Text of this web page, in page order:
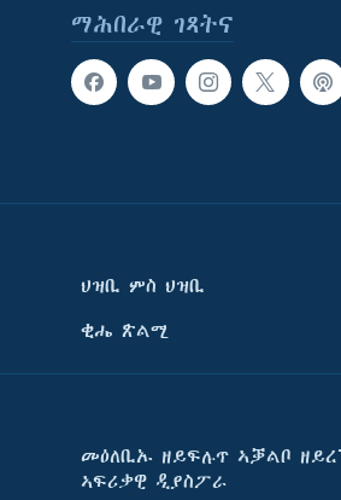
ማሕበራዊ ገጻትና
ህዝቢ ምስ ህዝቢ
ቂሔ ጽልሚ
መዕለቢኡ ዘይፍሉጥ ኣቓልቦ
ኣፍሪቃዊ ዲያስፖራ